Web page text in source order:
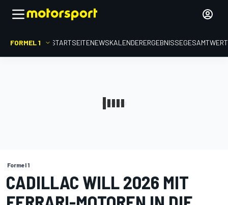
FORMEL 1 STARTSEITENEWSKALENDERERGEBNISSE
Formel 1
CADILLAC WILL 2026 MIT